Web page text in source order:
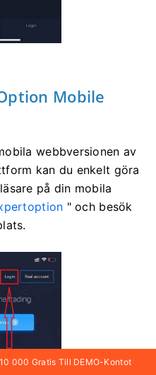
Mobile
webbversionen av
kan du enkelt göra
på din mobila
" och besök
000 Gratis Till DEMO-Kontot